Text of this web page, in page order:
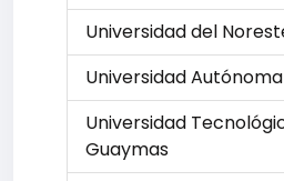
Universidad del
Universidad
Universidad
Guaymas